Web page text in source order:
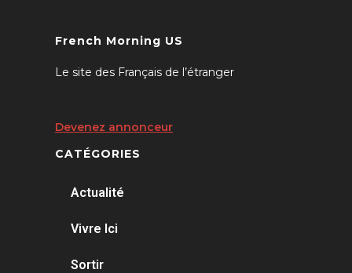
French Morning US
Le site des Français de l’étranger
Devenez annonceur
CATÉGORIES
Actualité
Vivre Ici
Sortir